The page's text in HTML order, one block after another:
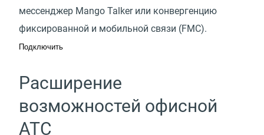
мессенджер Mango Talker или конвергенцию
фиксированной и мобильной связи (FMC).
Подключить
Расширение
возможностей офисной
АТС